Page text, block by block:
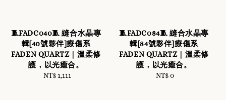
🧵FADC040🧵 縫合水晶專
輯[40號夥伴]療傷系
FADEN QUARTZ｜溫柔修
護，以光癒合。
Regular
NT$ 1,111
🧵FADC084🧵 縫合水晶專
輯[84號夥伴]療傷系
FADEN QUARTZ｜溫柔修
護，以光癒合。
Regular
NT$ 0